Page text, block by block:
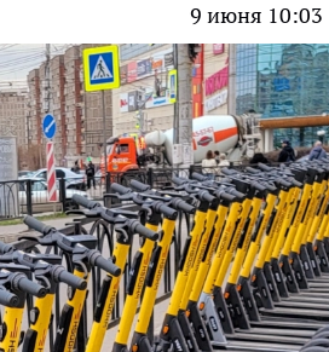
9 июня 10:03